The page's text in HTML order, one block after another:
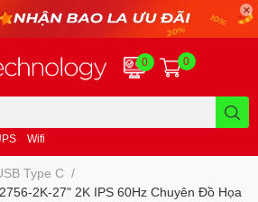
Wifi
0 0
Type C /
2K-27" 2K IPS 60Hz Chuyên Đồ Họa